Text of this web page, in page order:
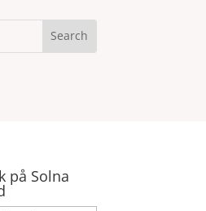
på Solna